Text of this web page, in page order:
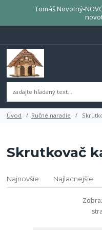
Tomáš Novotný-
Úvod Ručné naradie
Skrutkovač
Najnovšie Najlacnejšie